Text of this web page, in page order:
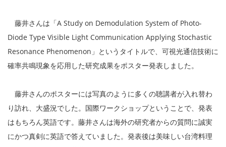
藤井さんは「A Study on Demodulation System of Photo-
Diode Type Visible Light Communication Applying Stochastic
Resonance Phenomenon」というタイトルで、可視光通信技術に
確率共鳴現象を応用した研究成果をポスター発表しました。
藤井さんのポスターには写真のように多くの聴講者が入れ替わ
り訪れ、大盛況でした。国際ワークショップということで、発表
はもちろん英語です。藤井さんは海外の研究者からの質問に誠実
にかつ真剣に英語で答えていました。発表後は美味しい台湾料理